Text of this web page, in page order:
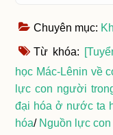
Chuyên mục:
Từ khóa:
học Mác-Lênin về
lực con người
đại hóa ở nước ta
hóa/ Nguồn lực